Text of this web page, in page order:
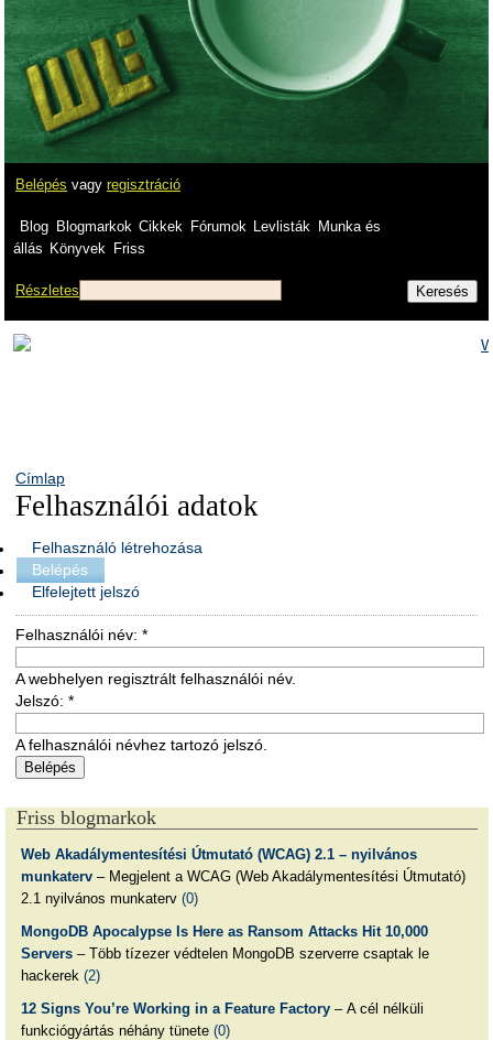
Belépés vagy regisztráció
Blog Blogmarkok Cikkek Fórumok Levlisták
Munka és
állás Könyvek Friss
Részletes
Címlap
Felhasználói adatok
Felhasználó létrehozása
Belépés
Elfelejtett jelszó
Felhasználói név: *
A webhelyen regisztrált felhasználói név.
Jelszó: *
A felhasználói névhez tartozó jelszó.
Friss blogmarkok
Web Akadálymentesítési Útmutató (WCAG) 2.1 – nyilvános
munkaterv– Megjelent a WCAG (Web Akadálymentesítési Útmutató)
2.1 nyilvános munkaterv (0)
MongoDB Apocalypse Is Here as Ransom Attacks Hit 10,000
Servers– Több tízezer védtelen MongoDB szerverre csaptak le
hackerek (2)
12 Signs You’re Working in a Feature Factory– A cél nélküli
funkciógyártás néhány tünete (0)